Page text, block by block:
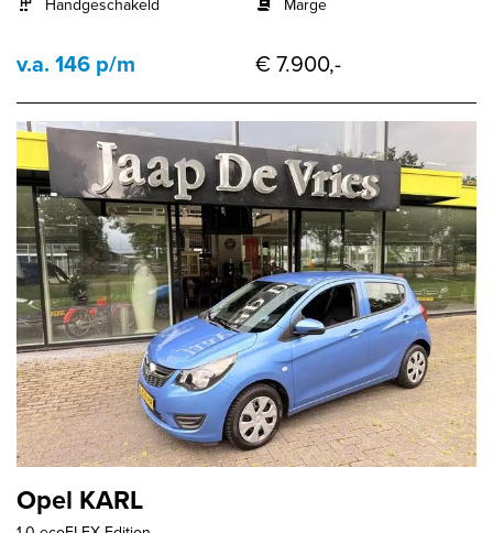
Handgeschakeld Marge
v.a. 146 p/m € 7.900,-
Opel KARL